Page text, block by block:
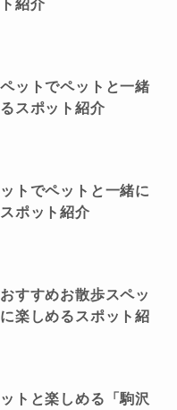
紹介
ットでペットと一緒
スポット紹介
トでペットと一緒に
ポット紹介
すすめお散歩スペッ
楽しめるスポット紹
トと楽しめる「駒沢